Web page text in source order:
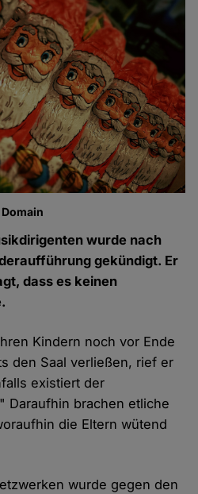
wurde nach
gekündigt. Er
dass es keinen
Kindern noch vor Ende
den Saal verließen, rief er
existiert der
Daraufhin brachen etliche
die Eltern wütend
wurde gegen den